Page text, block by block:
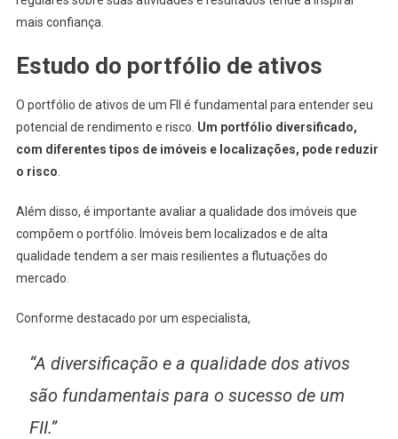
mais confiança.
Estudo do portfólio de ativos
O portfólio de ativos de um FII é fundamental para entender seu
potencial de rendimento e risco. Um portfólio diversificado,
com diferentes tipos de imóveis e localizações, pode reduzir
o risco
Além disso, é importante avaliar a qualidade dos imóveis que
compõem o portfólio. Imóveis bem localizados e de alta
qualidade tendem a ser mais resilientes a flutuações do
mercado.
Conforme destacado por um especialista,
“A diversificação e a qualidade dos ativos
são fundamentais para o sucesso de um
FII.”